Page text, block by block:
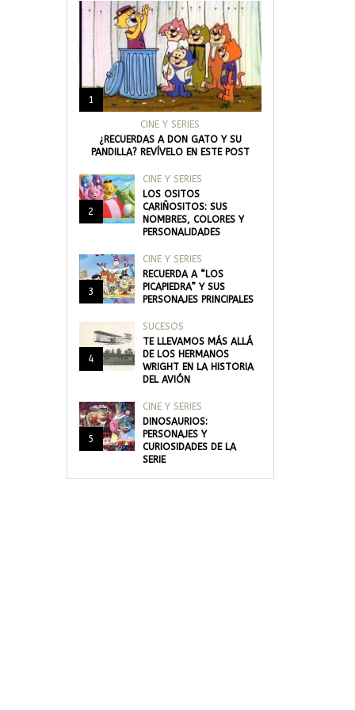
1
CINE Y SERIES
¿RECUERDAS A DON GATO Y SU
PANDILLA? REVÍVELO EN ESTE POST
2
CINE Y SERIES
LOS OSITOS
CARIÑOSITOS: SUS
NOMBRES, COLORES Y
PERSONALIDADES
3
CINE Y SERIES
RECUERDA A “LOS
PICAPIEDRA” Y SUS
PERSONAJES PRINCIPALES
4
SUCESOS
TE LLEVAMOS MÁS ALLÁ
DE LOS HERMANOS
WRIGHT EN LA HISTORIA
DEL AVIÓN
5
CINE Y SERIES
DINOSAURIOS:
PERSONAJES Y
CURIOSIDADES DE LA
SERIE